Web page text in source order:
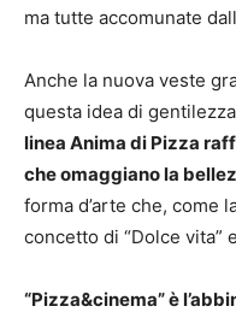
ma tutte accomunate
Anche la nuova veste
questa idea di
linea Anima di Pizza
che omaggiano la
forma d’arte che, come
concetto di “Dolce vita”
“Pizza&cinema” è